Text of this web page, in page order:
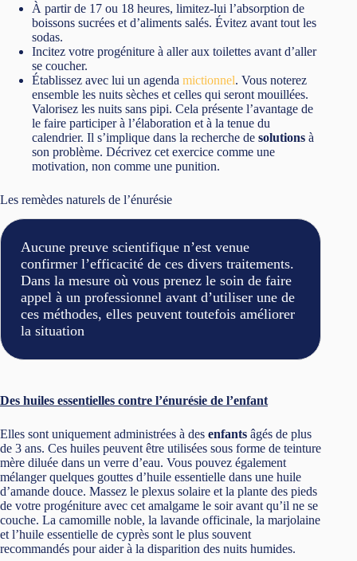
À partir de 17 ou 18 heures, limitez-lui l’absorption de
boissons sucrées et d’aliments salés. Évitez avant tout les
sodas.
Incitez votre progéniture à aller aux toilettes avant d’aller
se coucher.
Établissez avec lui un agenda mictionnel. Vous noterez
ensemble les nuits sèches et celles qui seront mouillées.
Valorisez les nuits sans pipi. Cela présente l’avantage de
le faire participer à l’élaboration et à la tenue du
calendrier. Il s’implique dans la recherche de solutions à
son problème. Décrivez cet exercice comme une
motivation, non comme une punition.
Les remèdes naturels de l’énurésie
Aucune preuve scientifique n’est venue
confirmer l’efficacité de ces divers traitements.
Dans la mesure où vous prenez le soin de faire
appel à un professionnel avant d’utiliser une de
ces méthodes, elles peuvent toutefois améliorer
la situation
Des huiles essentielles contre l’énurésie de l’enfant
Elles sont uniquement administrées à des enfants âgés de plus
de 3 ans. Ces huiles peuvent être utilisées sous forme de teinture
mère diluée dans un verre d’eau. Vous pouvez également
mélanger quelques gouttes d’huile essentielle dans une huile
d’amande douce. Massez le plexus solaire et la plante des pieds
de votre progéniture avec cet amalgame le soir avant qu’il ne se
couche. La camomille noble, la lavande officinale, la marjolaine
et l’huile essentielle de cyprès sont le plus souvent
recommandés pour aider à la disparition des nuits humides.